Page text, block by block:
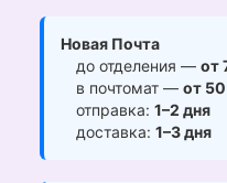
Новая Почта
до отделения — от
в почтомат — от
отправка: 1–2 дня
доставка: 1–3 дня